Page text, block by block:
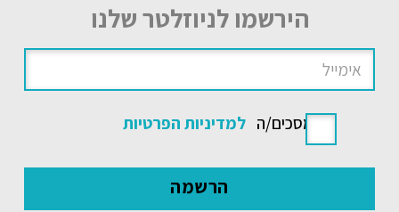
הירשמו לניוזלטר שלנו
אני מסכים/ה למדיניות הפרטיות